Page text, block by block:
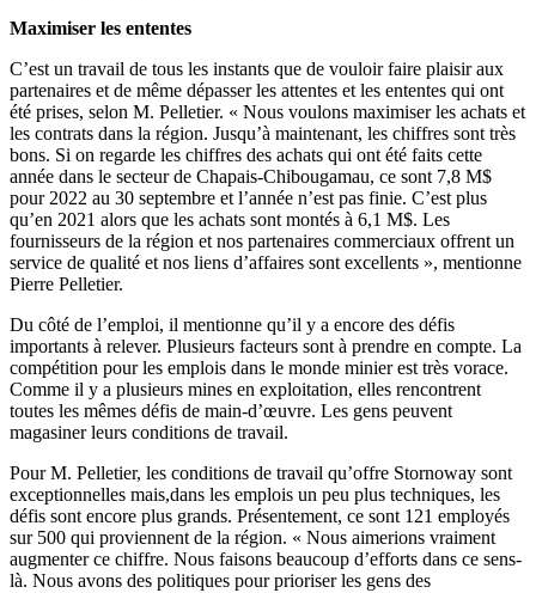
Maximiser les ententes
C’est un travail de tous les instants que de vouloir faire plaisir aux
partenaires et de même dépasser les attentes et les ententes qui ont
été prises, selon M. Pelletier. « Nous voulons maximiser les achats et
les contrats dans la région. Jusqu’à maintenant, les chiffres sont très
bons. Si on regarde les chiffres des achats qui ont été faits cette
année dans le secteur de Chapais-Chibougamau, ce sont 7,8 M$
pour 2022 au 30 septembre et l’année n’est pas finie. C’est plus
qu’en 2021 alors que les achats sont montés à 6,1 M$. Les
fournisseurs de la région et nos partenaires commerciaux offrent un
service de qualité et nos liens d’affaires sont excellents », mentionne
Pierre Pelletier.
Du côté de l’emploi, il mentionne qu’il y a encore des défis
importants à relever. Plusieurs facteurs sont à prendre en compte. La
compétition pour les emplois dans le monde minier est très vorace.
Comme il y a plusieurs mines en exploitation, elles rencontrent
toutes les mêmes défis de main-d’œuvre. Les gens peuvent
magasiner leurs conditions de travail.
Pour M. Pelletier, les conditions de travail qu’offre Stornoway sont
exceptionnelles mais,dans les emplois un peu plus techniques, les
défis sont encore plus grands. Présentement, ce sont 121 employés
sur 500 qui proviennent de la région. « Nous aimerions vraiment
augmenter ce chiffre. Nous faisons beaucoup d’efforts dans ce sens-
là. Nous avons des politiques pour prioriser les gens des